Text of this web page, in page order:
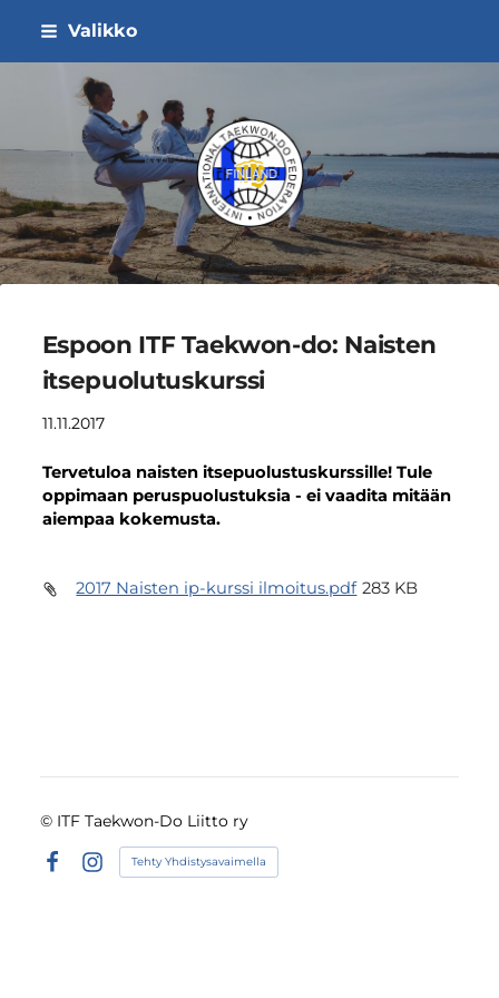
Siirry
sisältöön
Valikko
ITF Taekwon-do Liitto ry
Espoon ITF Taekwon-do: Naisten
itsepuolutuskurssi
11.11.2017
Tervetuloa naisten itsepuolustuskurssille! Tule
oppimaan peruspuolustuksia - ei vaadita mitään
aiempaa kokemusta.
2017 Naisten ip-kurssi ilmoitus.pdf 283 KB
© ITF Taekwon-Do Liitto ry
Instagram
Tehty Yhdistysavaimella